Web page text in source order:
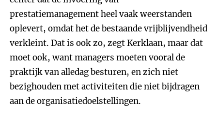
prestatiemanagement heel vaak weerstanden
oplevert, omdat het de bestaande vrijblijvendheid
verkleint. Dat is ook zo, zegt Kerklaan, maar dat
moet ook, want managers moeten vooral de
praktijk van alledag besturen, en zich niet
bezighouden met activiteiten die niet bijdragen
aan de organisatiedoelstellingen.